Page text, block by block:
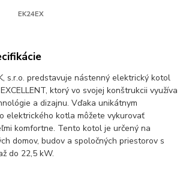
EK24EX
s.r.o. predstavuje nástenný elektrický kotol
ktorý vo svojej konštrukcii využíva
a dizajnu. Vďaka unikátnym
elektrického kotla môžete vykurovať
komfortne. Tento kotol je určený na
domov, budov a spoločných priestorov s
do 22,5 kW.